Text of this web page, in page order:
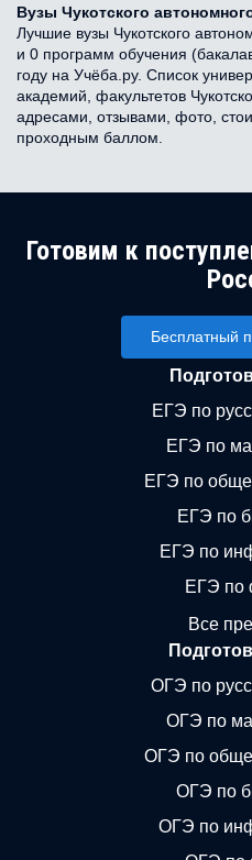
Вузы Чукотского
Лучшие вузы Чукотского
и 0 программ обучения
году на Учёба.ру. Список
академий, факультетов
адресами, отзывами, фото,
проходным баллом.
Готовим к
Бесплатный
ЕГЭ по
ЕГЭ по
ЕГЭ по
ЕГЭ по
ЕГЭ по
ЕГЭ по
Все
ОГЭ по
ОГЭ по
ОГЭ по
ОГЭ по
ОГЭ по